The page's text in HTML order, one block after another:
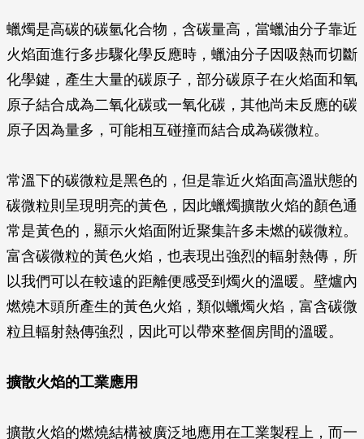
蠟燭是高碳的碳氫化合物，含碳量高，當蠟油分子靠近
火焰面進行多步驟化學反應時，蠟油分子因吸熱而切斷
化學鍵，產生大量的碳原子，部分碳原子在火焰面和氧
原子結合成為二氧化碳或一氧化碳，其他尚未反應的碳
原子因為量多，可能相互碰撞而結合成為碳微粒。
常溫下的碳微粒是黑色的，但是靠近火焰面高溫狀態的
碳微粒則呈現明亮的黃色，因此蠟燭擴散火焰的顏色通
常是黃色的，顯示火焰面附近聚集許多未燃的碳微粒。
富含碳微粒的黃色火焰，也表現出強烈的輻射熱傳，所
以我們可以在較遠的距離便感受到燭火的溫暖。壁爐內
燃燒木頭所產生的黃色火焰，類似蠟燭火焰，富含碳微
粒且輻射熱傳強烈，因此可以帶來整個房間的溫暖。
擴散火焰的工業應用
擴散火焰的燃燒結構被廣泛地應用在工業製程上，而一